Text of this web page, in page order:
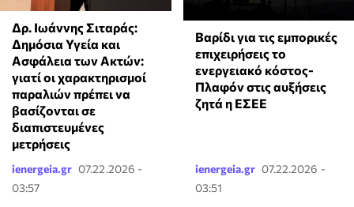
Δρ. Ιωάννης Σιταράς:
Δημόσια Υγεία και
Ασφάλεια των Ακτών:
γιατί οι χαρακτηρισμοί
παραλιών πρέπει να
βασίζονται σε
διαπιστευμένες
μετρήσεις
ienergeia.gr 07.22.2026 -
03:57
Βαρίδι για τις εμπορικές
επιχειρήσεις το
ενεργειακό κόστος-
Πλαφόν στις αυξήσεις
ζητά η ΕΣΕΕ
ienergeia.gr 07.22.2026 -
03:51